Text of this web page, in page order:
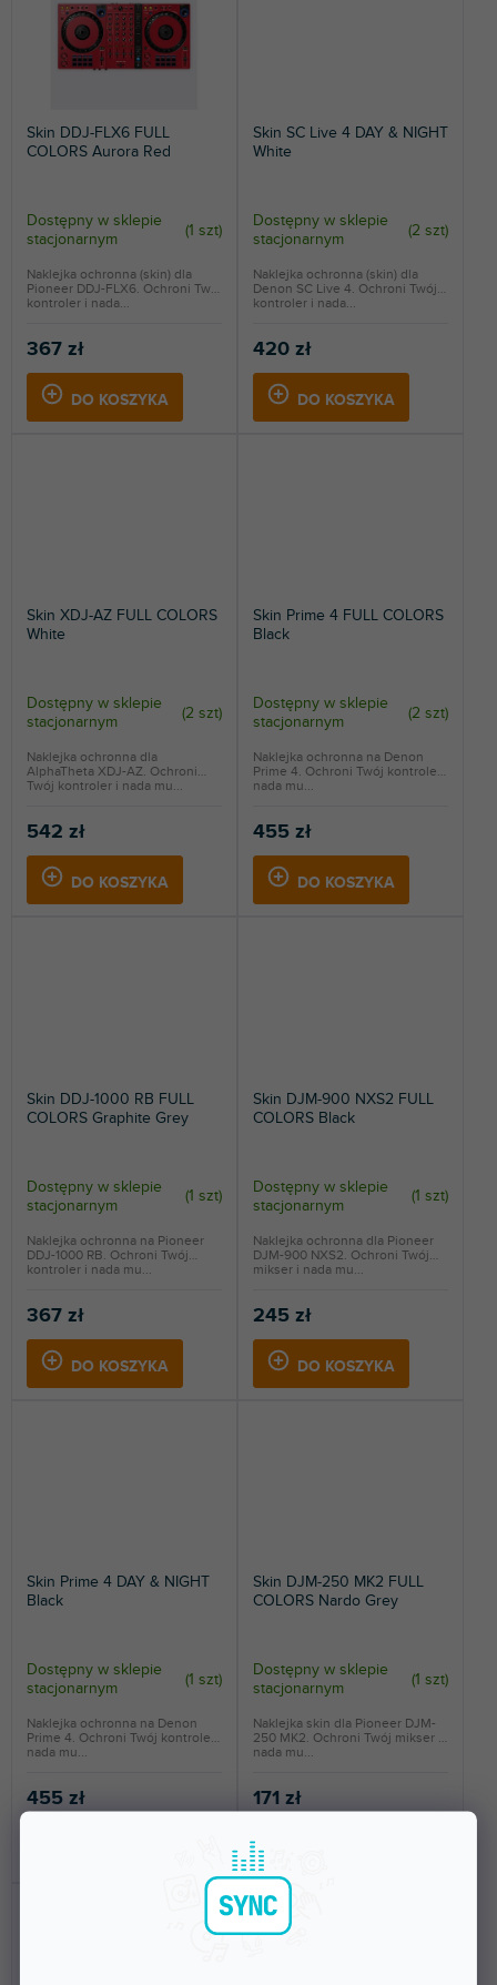
Skin DDJ-FLX6 FULL
COLORS Aurora Red
Dostępny w sklepie
stacjonarnym
(1 szt)
367 zł
DO KOSZYKA
Naklejka ochronna (skin) dla
Pioneer DDJ-FLX6. Ochroni Twój
kontroler i nada...
Skin SC Live 4 DAY & NIGHT
White
Dostępny w sklepie
stacjonarnym
(2 szt)
420 zł
DO KOSZYKA
Naklejka ochronna (skin) dla
Denon SC Live 4. Ochroni Twój
kontroler i nada...
Skin XDJ-AZ FULL COLORS
White
Dostępny w sklepie
stacjonarnym
(2 szt)
542 zł
DO KOSZYKA
Naklejka ochronna dla
AlphaTheta XDJ-AZ. Ochroni
Twój kontroler i nada mu...
Skin Prime 4 FULL COLORS
Black
Dostępny w sklepie
stacjonarnym
(2 szt)
455 zł
DO KOSZYKA
Naklejka ochronna na Denon
Prime 4. Ochroni Twój kontroler i
nada mu...
Skin DDJ-1000 RB FULL
COLORS Graphite Grey
Dostępny w sklepie
stacjonarnym
(1 szt)
367 zł
DO KOSZYKA
Naklejka ochronna na Pioneer
DDJ-1000 RB. Ochroni Twój
kontroler i nada mu...
Skin DJM-900 NXS2 FULL
COLORS Black
Dostępny w sklepie
stacjonarnym
(1 szt)
245 zł
DO KOSZYKA
Naklejka ochronna dla Pioneer
DJM-900 NXS2. Ochroni Twój
mikser i nada mu...
Skin Prime 4 DAY & NIGHT
Black
Dostępny w sklepie
stacjonarnym
(1 szt)
455 zł
Naklejka ochronna na Denon
Prime 4. Ochroni Twój kontroler i
nada mu...
Skin DJM-250 MK2 FULL
COLORS Nardo Grey
Dostępny w sklepie
stacjonarnym
(1 szt)
171 zł
Naklejka skin dla Pioneer DJM-
250 MK2. Ochroni Twój mikser i
nada mu...